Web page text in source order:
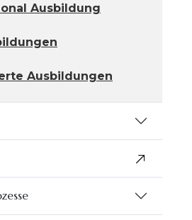
Ausbildung
Ausbildungen